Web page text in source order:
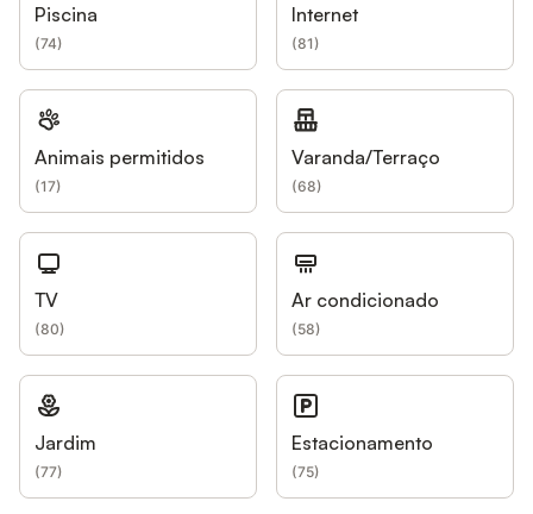
Piscina
(74)
Internet
(81)
Animais permitidos
(17)
Varanda/Terraço
(68)
TV
(80)
Ar condicionado
(58)
Jardim
(77)
Estacionamento
(75)